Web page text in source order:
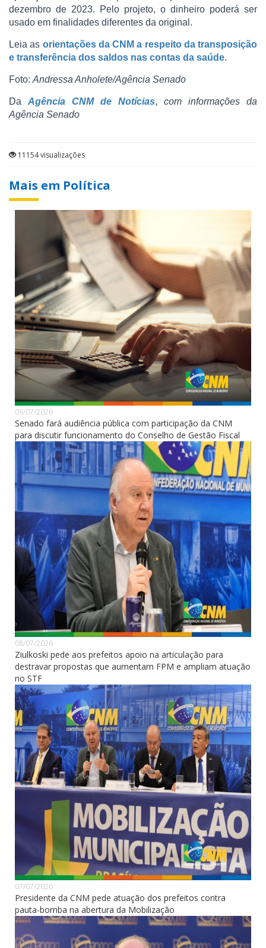
dezembro de 2023. Pelo projeto, o dinheiro poderá ser
usado em finalidades diferentes da original.
Leia as orientações da CNM a respeito da transposição
e transferência dos saldos nas contas da saúde.
Foto: Andressa Anholete/Agência Senado
Da Agência CNM de Notícias, com informações da
Agência Senado
11154 visualizações
Mais em Política
09/07/2026
Senado fará audiência pública com participação da CNM
para discutir funcionamento do Conselho de Gestão Fiscal
08/07/2026
Ziulkoski pede aos prefeitos apoio na articulação para
destravar propostas que aumentam FPM e ampliam atuação
no STF
07/07/2026
Presidente da CNM pede atuação dos prefeitos contra
pauta-bomba na abertura da Mobilização